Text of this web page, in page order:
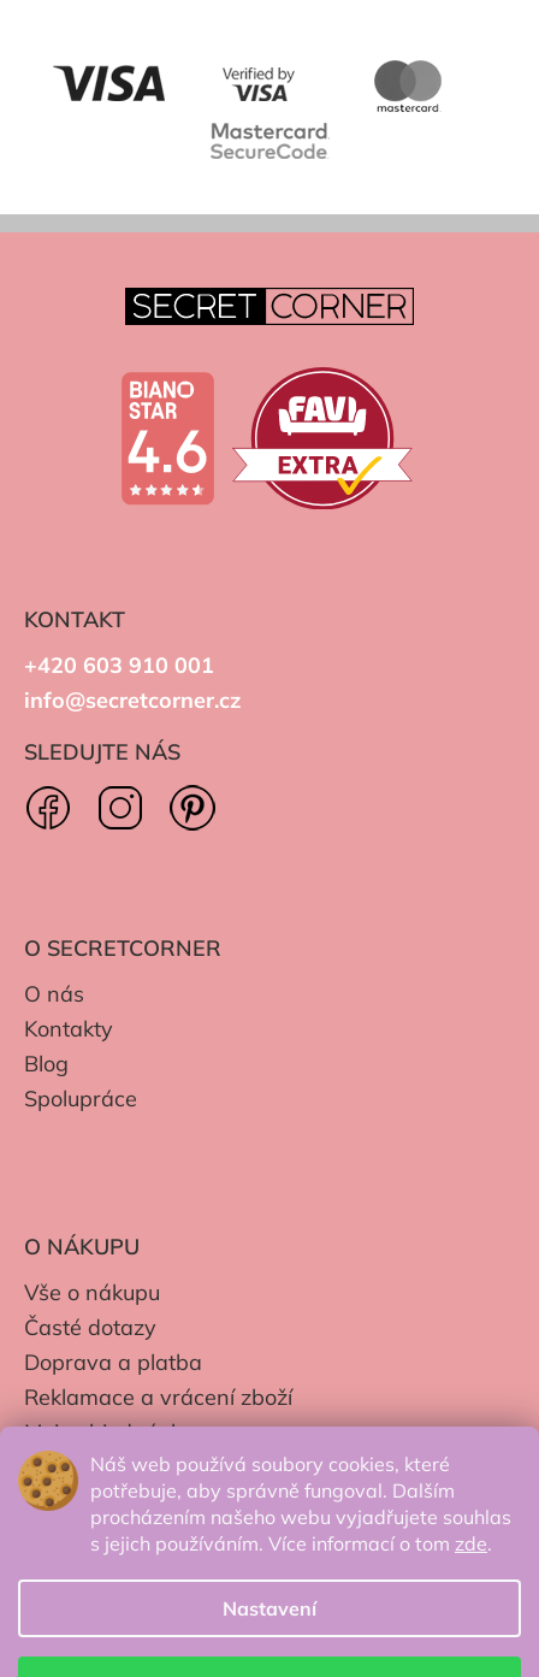
Náš web používá soubory cookies, které
potřebuje, aby správně fungoval. Dalším
procházením našeho webu vyjadřujete souhlas
s jejich používáním. Více informací o tom zde.
Nastavení
KONTAKT
+420 603 910 001
info@secretcorner.cz
SLEDUJTE NÁS
O SECRETCORNER
O nás
Kontakty
Blog
Spolupráce
O NÁKUPU
Vše o nákupu
Časté dotazy
Doprava a platba
Reklamace a vrácení zboží
Moje objednávky
Obchodní podmínky
Zpracování os. údajů
© 2026 Secretcorner.cz - Všechna práva
vyhrazena.